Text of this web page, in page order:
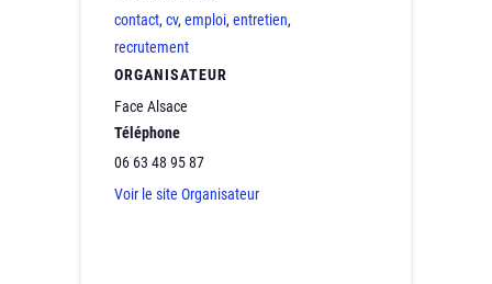
contact, cv, emploi, entretien,
recrutement
ORGANISATEUR
Face Alsace
Téléphone
06 63 48 95 87
Voir le site Organisateur